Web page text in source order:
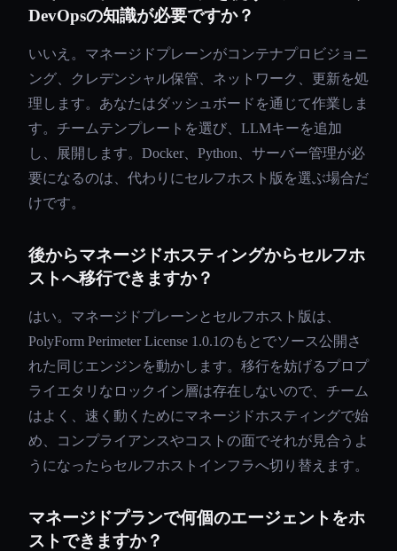
DevOpsの知識が必要ですか？
いいえ。マネージドプレーンがコンテナプロビジョニ
ング、クレデンシャル保管、ネットワーク、更新を処
理します。あなたはダッシュボードを通じて作業しま
す。チームテンプレートを選び、LLMキーを追加
し、展開します。Docker、Python、サーバー管理が必
要になるのは、代わりにセルフホスト版を選ぶ場合だ
けです。
後からマネージドホスティングからセルフホ
ストへ移行できますか？
はい。マネージドプレーンとセルフホスト版は、
PolyForm Perimeter License 1.0.1のもとでソース公開さ
れた同じエンジンを動かします。移行を妨げるプロプ
ライエタリなロックイン層は存在しないので、チーム
はよく、速く動くためにマネージドホスティングで始
め、コンプライアンスやコストの面でそれが見合うよ
うになったらセルフホストインフラへ切り替えます。
マネージドプランで何個のエージェントをホ
ストできますか？